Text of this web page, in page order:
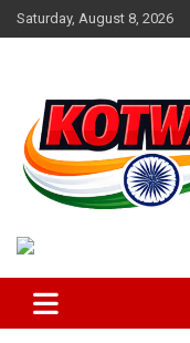
Skip
to
Saturday, August 8, 2026
kotwar.in